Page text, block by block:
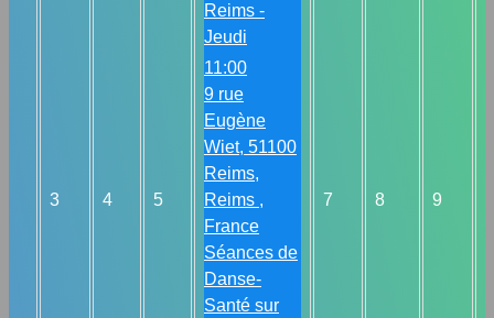
3 4 5
Reims -
Jeudi
11:00
9 rue
Eugène
Wiet, 51100
Reims,
Reims ,
France
Séances de
Danse-
Santé sur
7 8 9